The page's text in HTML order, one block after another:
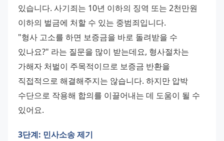
있습니다. 사기죄는 10년 이하의 징역 또는 2천만원
이하의 벌금에 처할 수 있는 중범죄입니다.
"형사 고소를 하면 보증금을 바로 돌려받을 수
있나요?" 라는 질문을 많이 받는데요, 형사절차는
가해자 처벌이 주목적이므로 보증금 반환을
직접적으로 해결해주지는 않습니다. 하지만 압박
수단으로 작용해 합의를 이끌어내는 데 도움이 될 수
있어요.
3단계: 민사소송 제기